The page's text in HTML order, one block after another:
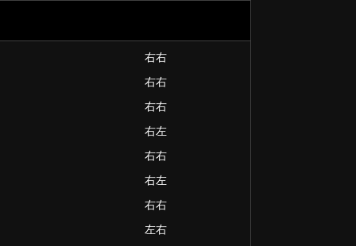
右右
右右
右右
右左
右右
右左
右右
左右